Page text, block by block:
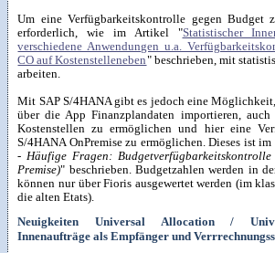
Um eine Verfügbarkeitskontrolle gegen Budget
erforderlich, wie im Artikel "Statistischer
verschiedene Anwendungen u.a.
CO auf Kostenstelleneben" beschrieben, mit
arbeiten.
Mit SAP S/4HANA gibt es jedoch eine
über die App Finanzplandaten importieren,
Kostenstellen zu ermöglichen und hier eine
S/4HANA OnPremise zu ermöglichen. Dieses ist
- Häufige Fragen:
Premise)" beschrieben. Budgetzahlen werden in
können nur über Fioris ausgewertet werden (im
die alten Etats).
Neuigkeiten Universal Allocation /
Innenaufträge als Empfänger und